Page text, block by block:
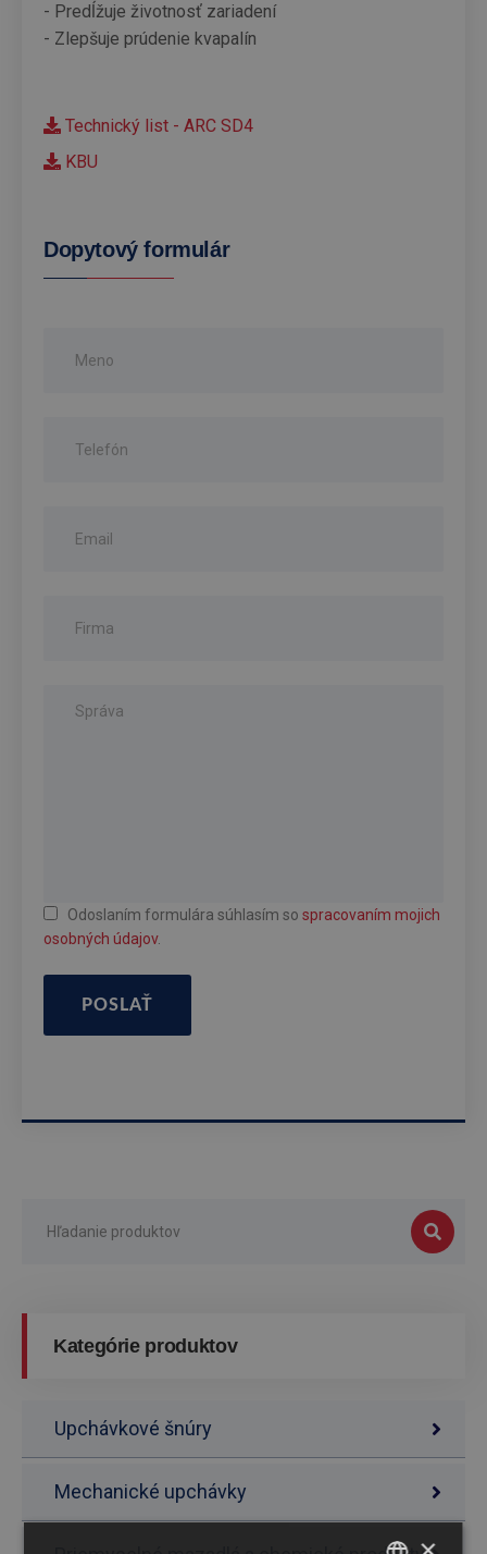
- Predĺžuje životnosť zariadení
- Zlepšuje prúdenie kvapalín
Technický list - ARC SD4
KBU
Dopytový formulár
Odoslaním formulára súhlasím so spracovaním mojich
osobných údajov.
POSLAŤ
Kategórie produktov
Upchávkové šnúry
Mechanické upchávky